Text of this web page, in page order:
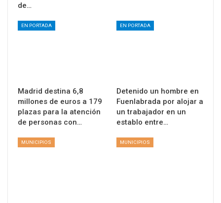
de…
EN PORTADA
Madrid destina 6,8
millones de euros a 179
plazas para la atención
de personas con…
EN PORTADA
Detenido un hombre en
Fuenlabrada por alojar a
un trabajador en un
establo entre…
MUNICIPIOS MUNICIPIOS